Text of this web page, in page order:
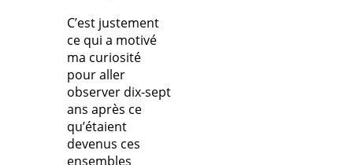
C’est justement
ce qui a motivé
ma curiosité
pour aller
observer dix-sept
ans après ce
qu’étaient
devenus ces
ensembles